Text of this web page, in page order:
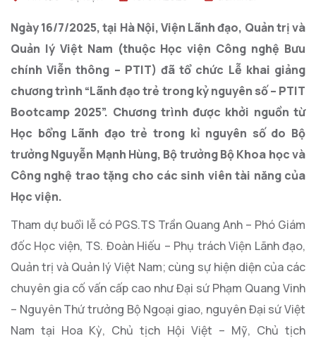
Ngày16/7/2025, tại Hà Nội,Viện Lãnh đạo, Quản trị và
Quản lý Việt Nam (thuộc Học viện Công nghệ Bưu
chính Viễn thông – PTIT) đã tổ chức Lễ khai giảng
chương trình “Lãnh đạo trẻ trong kỷ nguyên số – PTIT
Bootcamp 2025”. Chương trình được khởi nguồn từ
Học bổng Lãnh đạo trẻ trong kỉ nguyên số do Bộ
trưởng Nguyễn Mạnh Hùng, Bộ trưởng Bộ Khoa học và
Công nghệ trao tặng cho các sinh viên tài năng của
Học viện.
Tham dự buổi lễ có PGS.TS Trần Quang Anh – Phó Giám
đốc Học viện, TS. Đoàn Hiếu – Phụ trách Viện Lãnh đạo,
Quản trị và Quản lý Việt Nam; cùng sự hiện diện của các
chuyên gia cố vấn cấp cao như Đại sứ Phạm Quang Vinh
– Nguyên Thứ trưởng Bộ Ngoại giao, nguyên Đại sứ Việt
Nam tại Hoa Kỳ, Chủ tịch Hội Việt – Mỹ, Chủ tịch